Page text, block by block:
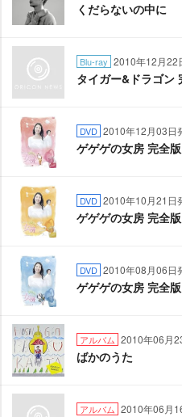
くだらないの中に
Blu-ray 2010年12月22
タイガー&ドラゴン
DVD 2010年12月03日
ゲゲゲの女房 完全
DVD 2010年10月21日
ゲゲゲの女房 完全
DVD 2010年08月06日
ゲゲゲの女房 完全
アルバム 2010年06月
ばかのうた
アルバム 2010年06月